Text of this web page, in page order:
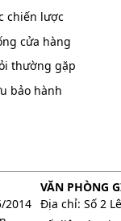
đầu nối
khí nén) là có
bình tạo ra
thẩm thấu, làm
chiến lược
cửa hàng
thường gặp
bảo hành
2014
VĂN PHÒNG
Địa chỉ: Số 2